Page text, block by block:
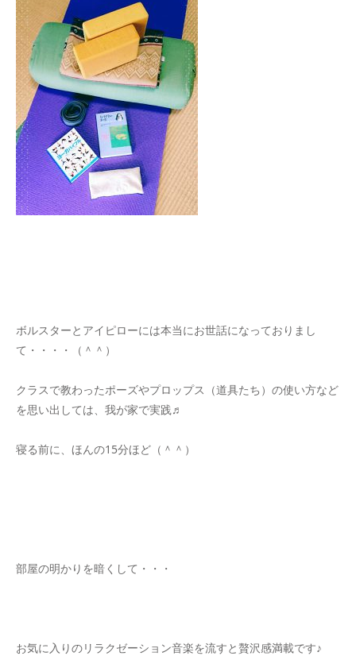
ボルスターとアイピローには本当にお世話になっておりまし
て・・・・（＾＾）
クラスで教わったポーズやプロップス（道具たち）の使い方など
を思い出しては、我が家で実践♬
寝る前に、ほんの15分ほど（＾＾）
部屋の明かりを暗くして・・・
お気に入りのリラクゼーション音楽を流すと贅沢感満載です♪